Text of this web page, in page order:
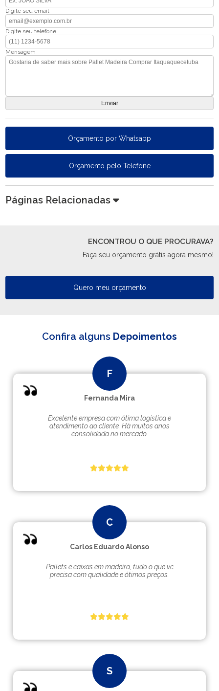
Digite seu email
Digite seu telefone
Mensagem
Orçamento por Whatsapp
Orçamento pelo Telefone
Páginas Relacionadas
ENCONTROU O QUE PROCURAVA?
Faça seu orçamento grátis agora mesmo!
Quero meu orçamento
Confira alguns Depoimentos
Fernanda Mira
Excelente empresa com ótima logística e
atendimento ao cliente. Hà muitos anos
consolidada no mercado.
Carlos Eduardo Alonso
Pallets e caixas em madeira, tudo o que vc
precisa com qualidade e ótimos preços.